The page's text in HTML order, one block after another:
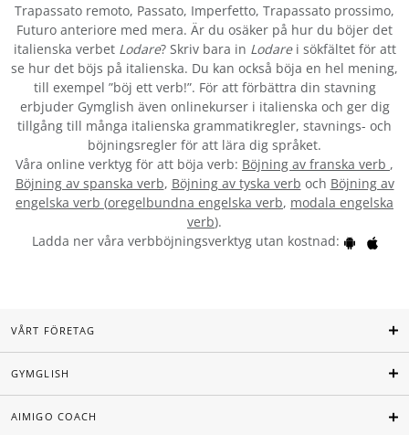
Trapassato remoto, Passato, Imperfetto, Trapassato prossimo,
Futuro anteriore med mera. Är du osäker på hur du böjer det
italienska verbet Lodare? Skriv bara in Lodarei sökfältet för att
se hur det böjs på italienska. Du kan också böja en hel mening,
till exempel ”böj ett verb!”. För att förbättra din stavning
erbjuder Gymglish även onlinekurser i italienska och ger dig
tillgång till många italienska grammatikregler, stavnings- och
böjningsregler för att lära dig språket.
Våra online verktyg för att böja verb: Böjning av franska verb ,
Böjning av spanska verb, Böjning av tyska verb och Böjning av
engelska verb (oregelbundna engelska verb, modala engelska
verb).
Ladda ner våra verbböjningsverktyg utan kostnad:
VÅRT FÖRETAG
GYMGLISH
AIMIGO COACH